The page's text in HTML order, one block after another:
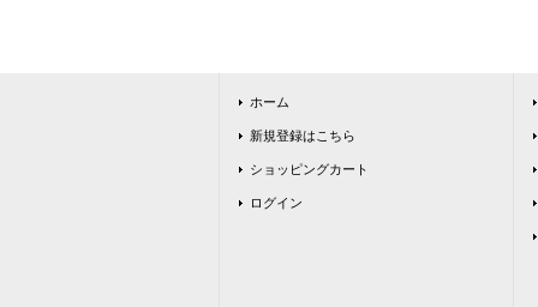
ホーム
新規登録はこちら
ショッピングカート
ログイン